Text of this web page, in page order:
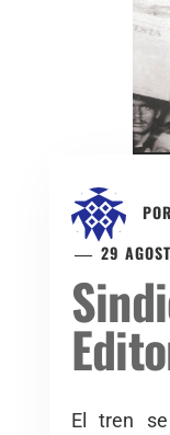
POR
29
El tren